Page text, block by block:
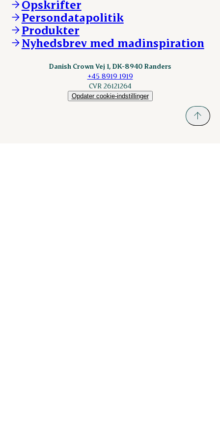
ESS-FOOD.com
Fonden Dansk Gastronomi
KLS.se
nordicspoor.com
Scanhide.dk
Opskrifter
Persondatapolitik
Produkter
Nyhedsbrev med madinspiration
Danish Crown Vej 1, DK-8940 Randers
+45 8919 1919
CVR 26121264
Opdater cookie-indstillinger